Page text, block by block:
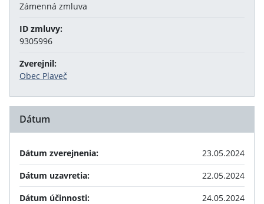
Zámenná zmluva
ID zmluvy:
9305996
Zverejnil:
Obec Plaveč
Dátum
Dátum zverejnenia:
23.05.2024
Dátum uzavretia:
22.05.2024
Dátum účinnosti:
24.05.2024